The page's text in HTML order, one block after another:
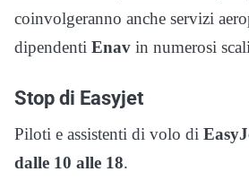
coinvolgeranno anche servizi
dipendenti Enav in numerosi
Stop di Easyjet
Piloti e assistenti di volo di
dalle 10 alle 18.